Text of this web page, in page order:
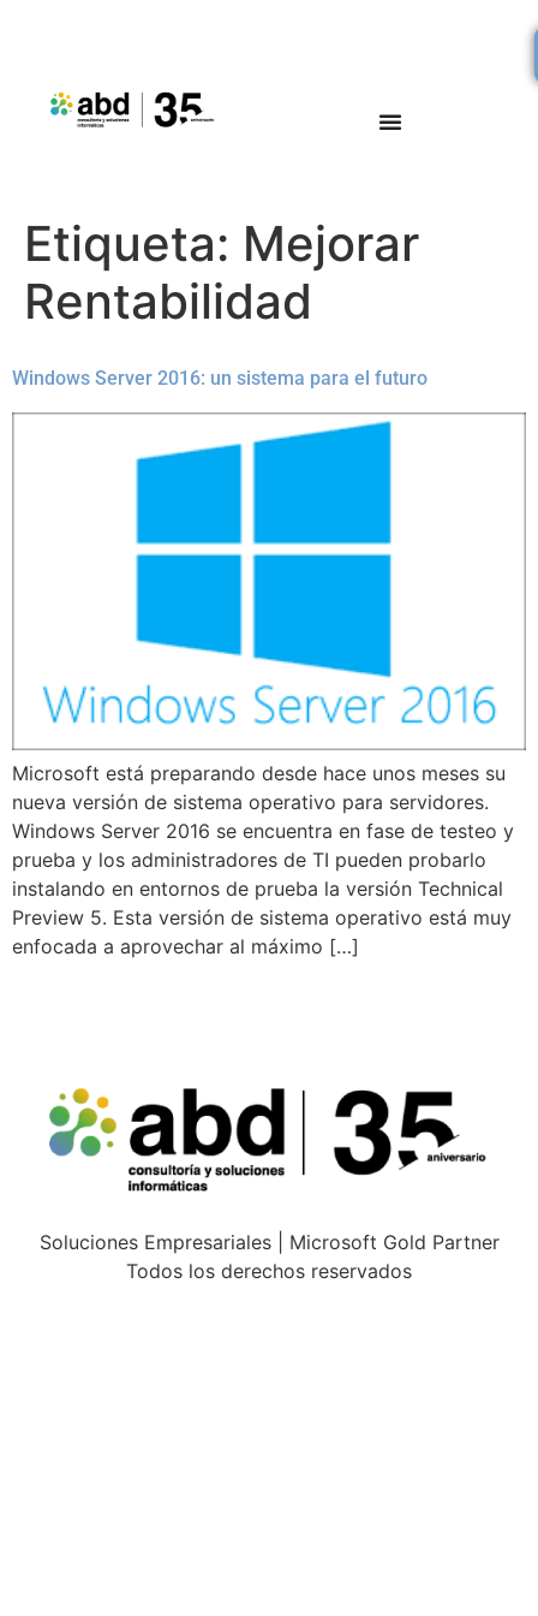
Etiqueta: Mejorar
Rentabilidad
Windows Server 2016: un sistema para el futuro
Microsoft está preparando desde hace unos meses su
nueva versión de sistema operativo para servidores.
Windows Server 2016 se encuentra en fase de testeo y
prueba y los administradores de TI pueden probarlo
instalando en entornos de prueba la versión Technical
Preview 5. Esta versión de sistema operativo está muy
enfocada a aprovechar al máximo […]
Soluciones Empresariales | Microsoft Gold Partner
Todos los derechos reservados